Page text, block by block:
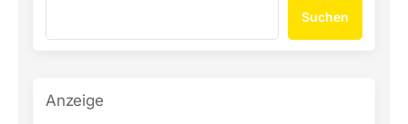
Suchen
Anzeige